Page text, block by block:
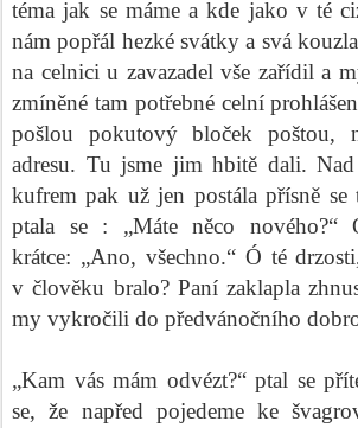
téma jak se máme a kde jako v té
nám popřál hezké svátky a svá
na celnici u zavazadel vše zařídil a
zmíněné tam potřebné celní
pošlou pokutový bloček poštou,
adresu. Tu jsme jim hbitě dali.
kufrem pak už jen postála přísně se
ptala se : „Máte něco nového?“
krátce: „Ano, všechno.“ Ó té
v člověku bralo? Paní zaklapla
my vykročili do předvánočního
„Kam vás mám odvézt?“ ptal se
se, že napřed pojedeme ke